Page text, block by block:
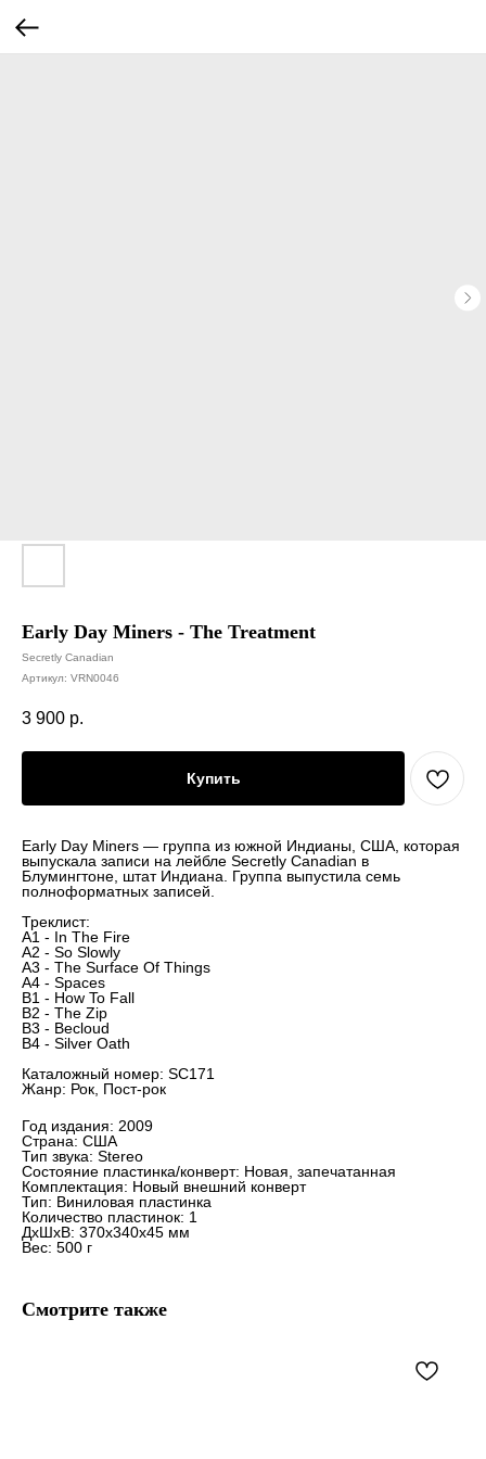
Early Day Miners - The Treatment
Secretly Canadian
Артикул: VRN0046
3 900 р.
Купить
Early Day Miners — группа из южной Индианы, США, которая
выпускала записи на лейбле Secretly Canadian в
Блумингтоне, штат Индиана. Группа выпустила семь
полноформатных записей.
Треклист:
A1 - In The Fire
A2 - So Slowly
A3 - The Surface Of Things
A4 - Spaces
B1 - How To Fall
B2 - The Zip
B3 - Becloud
B4 - Silver Oath
Каталожный номер: SC171
Жанр: Рок, Пост-рок
Год издания: 2009
Страна: США
Тип звука: Stereo
Состояние пластинка/конверт: Новая, запечатанная
Комплектация: Новый внешний конверт
Тип: Виниловая пластинка
Количество пластинок: 1
ДxШxВ: 370x340x45 мм
Вес: 500 г
Смотрите также